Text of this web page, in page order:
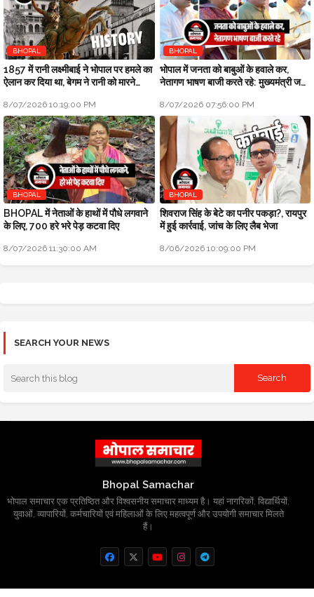
BHOPAL
1857 में रानी लक्ष्मीबाई ने भोपाल पर हमले का
ऐलान कर दिया था, बेगम ने रानी को मारने
8/07/2026 10:19:00 PM
BHOPAL
भोपाल में जनता को बाबुओं के हवाले कर,
नेतागण भाषण बाजी करते रहे: मुख्यमंत्री जन
8/07/2026 07:56:00 PM
BHOPAL
BHOPAL में नेताओं के हाथों में पौधे लगवाने
के लिए, 700 हरे भरे पेड़ कटवा दिए
8/07/2026 11:30:00 AM
BHOPAL
शिवराज सिंह के बेटे का पनीर पकड़ा?, रायपुर
में हुई कार्रवाई, जांच के लिए लैब भेजा
8/06/2026 10:09:00 PM
SEARCH YOUR NEWS
Bhopal Samachar
भोपाल समाचार एक प्रतिष्ठित और विश्वसनीय समाचार माध्यम है। यहां नागरिकों, विद्यार्थियों,
युवाओं, व्यापारियों, कर्मचारियों एवं महिलाओं के लिए महत्वपूर्ण और उपयोगी समाचार मिलते
हैं।